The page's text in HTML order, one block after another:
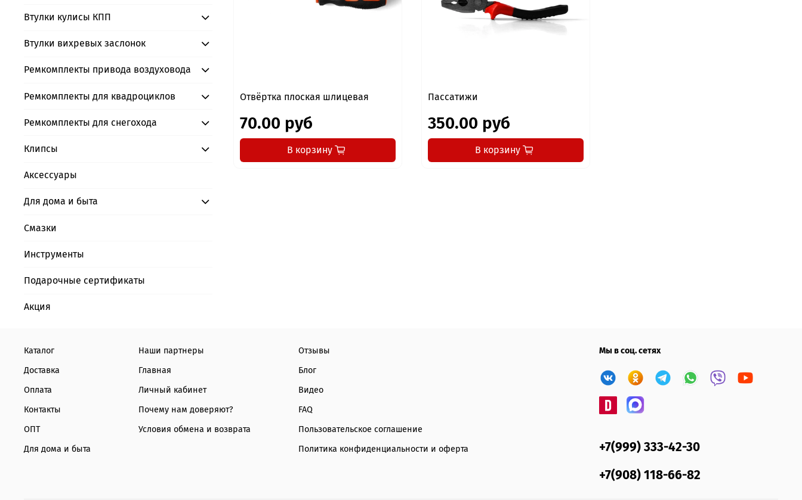
Отвёртка плоская шлицевая
70.00 руб
В корзину
Пассатижи
350.00 руб
В корзину
Втулки кулисы КПП
Втулки вихревых заслонок
Ремкомплекты привода воздуховода
Ремкомплекты для квадроциклов
Ремкомплекты для снегохода
Клипсы
Аксессуары
Для дома и быта
Смазки
Инструменты
Подарочные сертификаты
Акция
Каталог
Доставка
Оплата
Контакты
ОПТ
Для дома и быта
Наши партнеры
Главная
Личный кабинет
Почему нам доверяют?
Условия обмена и возврата
Отзывы
Блог
Видео
FAQ
Пользовательское соглашение
Политика конфиденциальности и оферта
Мы в соц. сетях
+7(999) 333-42-30
+7(908) 118-66-82